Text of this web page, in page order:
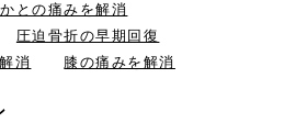
との痛みを解消
圧迫骨折の早期回復
消
膝の痛みを解消